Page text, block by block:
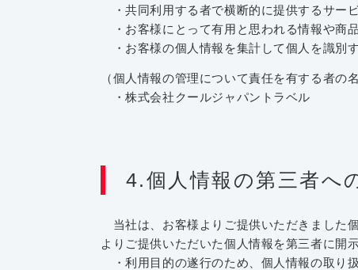
・共同利用する者で横断的に提供するサー
・お客様にとって有用と思われる情報や商
・お客様の個人情報を集計して個人を識別
（個人情報の管理について責任を有する者の名
・株式会社クールジャパントラベル
4.個人情報の第三者へ
当社は、お客様よりご提供いただきました
よりご提供いただいた個人情報を第三者に開
・利用目的の遂行のため、個人情報の取り